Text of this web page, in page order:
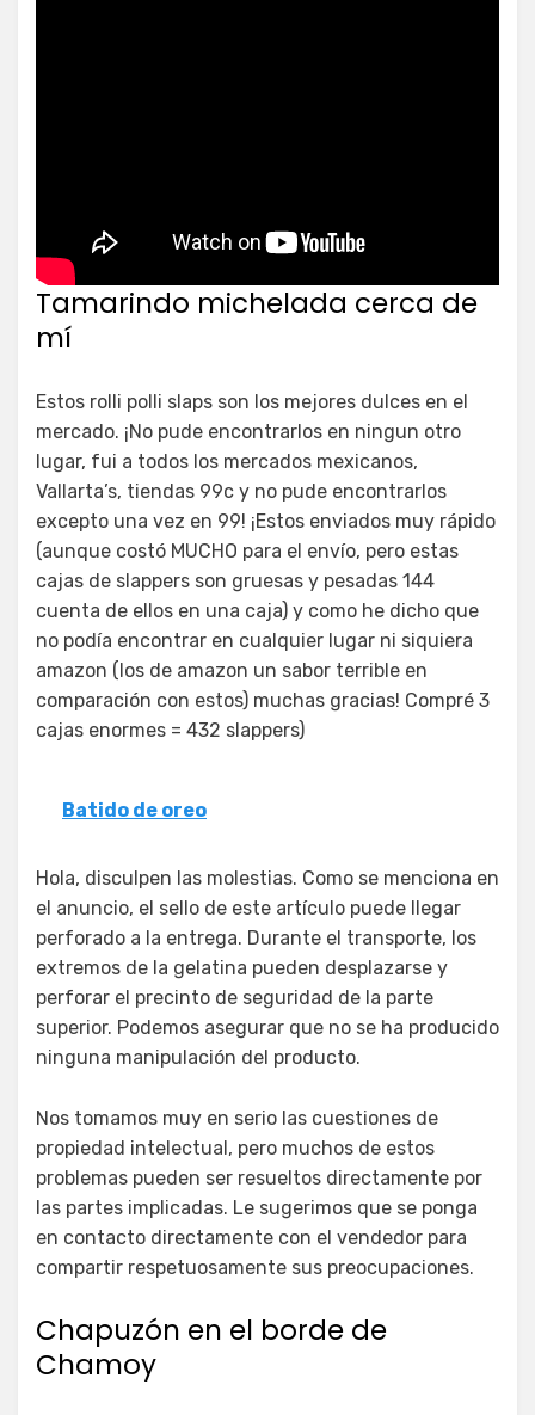
Tamarindo michelada cerca de
mí
Estos rolli polli slaps son los mejores dulces en el
mercado. ¡No pude encontrarlos en ningun otro
lugar, fui a todos los mercados mexicanos,
Vallarta’s, tiendas 99c y no pude encontrarlos
excepto una vez en 99! ¡Estos enviados muy rápido
(aunque costó MUCHO para el envío, pero estas
cajas de slappers son gruesas y pesadas 144
cuenta de ellos en una caja) y como he dicho que
no podía encontrar en cualquier lugar ni siquiera
amazon (los de amazon un sabor terrible en
comparación con estos) muchas gracias! Compré 3
cajas enormes = 432 slappers)
Batido de oreo
Hola, disculpen las molestias. Como se menciona en
el anuncio, el sello de este artículo puede llegar
perforado a la entrega. Durante el transporte, los
extremos de la gelatina pueden desplazarse y
perforar el precinto de seguridad de la parte
superior. Podemos asegurar que no se ha producido
ninguna manipulación del producto.
Nos tomamos muy en serio las cuestiones de
propiedad intelectual, pero muchos de estos
problemas pueden ser resueltos directamente por
las partes implicadas. Le sugerimos que se ponga
en contacto directamente con el vendedor para
compartir respetuosamente sus preocupaciones.
Chapuzón en el borde de
Chamoy